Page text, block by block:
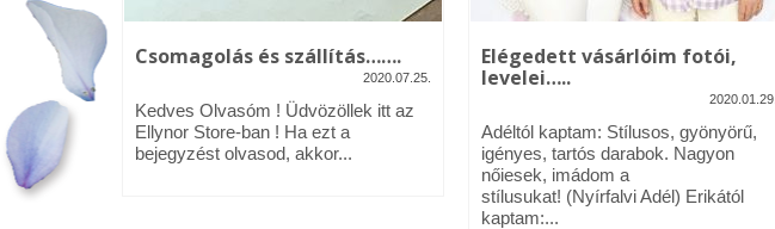
– Üdv
2020.01.09.
Ellynor
Csomagolás és szállítás…….
2020.07.25.
Kedves Olvasóm ! Üdvözöllek itt az
Ellynor Store-ban ! Ha ezt a
bejegyzést olvasod, akkor...
Elégedett vásárlóim fotói,
levelei…..
2020.01.29.
Adéltól kaptam: Stílusos, gyönyörű,
igényes, tartós darabok. Nagyon
nőiesek, imádom a
stílusukat! (Nyírfalvi Adél) Erikától
kaptam:...